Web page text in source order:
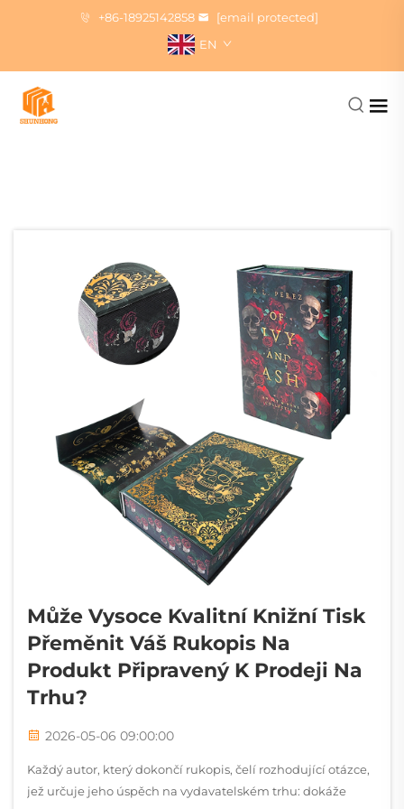
+86-18925142858
[email protected]
EN
Může Vysoce Kvalitní Knižní Tisk
Přeměnit Váš Rukopis Na
Produkt Připravený K Prodeji Na
Trhu?
2026-05-06 09:00:00
Každý autor, který dokončí rukopis, čelí rozhodující otázce,
jež určuje jeho úspěch na vydavatelském trhu: dokáže